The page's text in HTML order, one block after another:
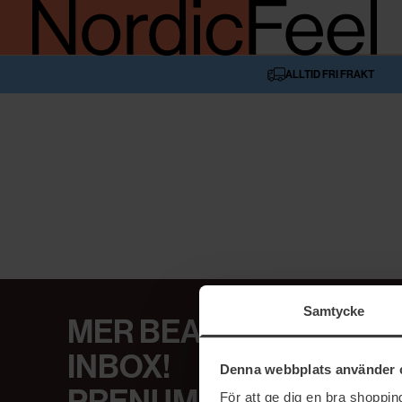
Samtycke
Denna webbplats använder
För att ge dig en bra
ALLTID FRI FRAKT
MER BEAUTY I DIN
INBOX!